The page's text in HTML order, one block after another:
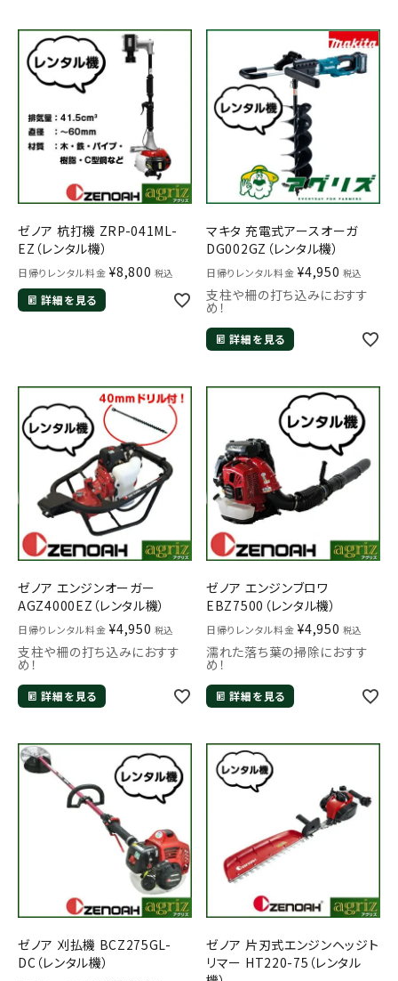
メールでのお問い合わせ
info@agriz.net
FAXでのご注文
0739-72-4532 24時間受付
ゼノア 杭打機 ZRP-041ML-
EZ（レンタル機）
日帰りレンタル料金 ¥8,800 税込
詳細を見る
マキタ 充電式アースオーガ
DG002GZ（レンタル機）
日帰りレンタル料金 ¥4,950 税込
支柱や柵の打ち込みにおすす
め！
詳細を見る
ゼノア エンジンオーガー
AGZ4000EZ（レンタル機）
日帰りレンタル料金 ¥4,950 税込
支柱や柵の打ち込みにおすす
め！
詳細を見る
ゼノア エンジンブロワ
EBZ7500（レンタル機）
日帰りレンタル料金 ¥4,950 税込
濡れた落ち葉の掃除におすす
め！
詳細を見る
ゼノア 刈払機 BCZ275GL-
DC（レンタル機）
ゼノア 片刃式エンジンヘッジト
リマー HT220-75（レンタル